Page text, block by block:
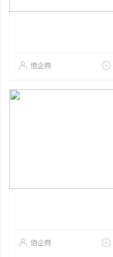
佰企网
佰企网